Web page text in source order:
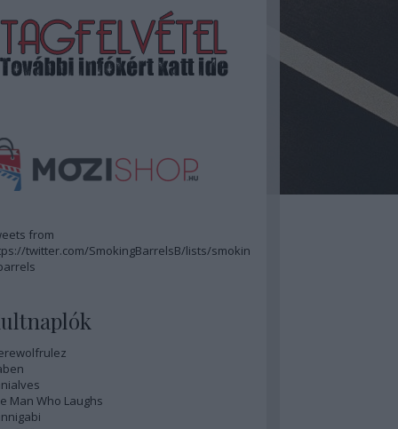
from
twitter.com/SmokingBarrelsB/lists/smokin
Man Who Laughs